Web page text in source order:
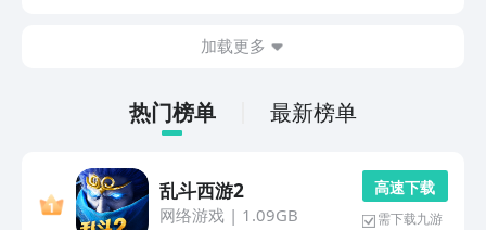
加载更多
热门榜单 最新榜单
乱斗西游2
网络游戏| 1.09GB
高 速 下 载
需下载九游